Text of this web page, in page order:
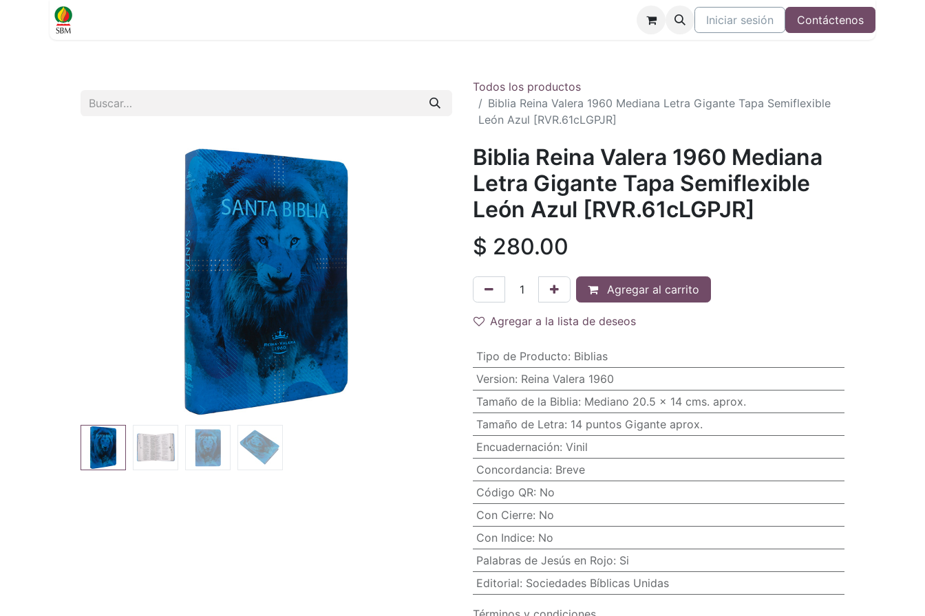
Iniciar sesión Contáctenos
Todos los productos
Biblia Reina Valera 1960 Mediana Letra Gigante Tapa Semiflexible
León Azul [RVR.61cLGPJR]
Biblia Reina Valera 1960 Mediana
Letra Gigante Tapa Semiflexible
León Azul [RVR.61cLGPJR]
$ 280.00
Agregar al carrito
Agregar a la lista de deseos
Tipo de Producto: Biblias
Version: Reina Valera 1960
Tamaño de la Biblia: Mediano 20.5 x 14 cms. aprox.
Tamaño de Letra: 14 puntos Gigante aprox.
Encuadernación: Vinil
Concordancia: Breve
Código QR: No
Con Cierre: No
Con Indice: No
Palabras de Jesús en Rojo: Si
Editorial: Sociedades Bíblicas Unidas